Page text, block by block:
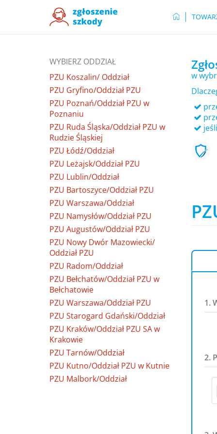
WYBIERZ ODDZIAŁ
PZU Koszalin/ Oddział
PZU Gryfino/Oddział PZU
PZU Poznań/Oddział PZU w
Poznaniu
PZU Ruda Śląska/Oddział PZU w
Rudzie Śląskiej
PZU Łódź/Oddział
PZU Leżajsk/Oddział PZU
PZU Lublin/Oddział
PZU Bartoszyce/Oddział PZU
PZU Warszawa/Oddział
PZU Namysłów/Oddział PZU
PZU Augustów/Oddział PZU
PZU Nowy Dwór Mazowiecki/
Oddział PZU
PZU Radom/Oddział
PZU Bełchatów/Oddział PZU w
Bełchatowie
PZU Warszawa/Oddział PZU
PZU Starogard Gdański/Oddział
PZU Kraków/Oddział PZU SA w
Krakowie
PZU Tarnów/Oddział
PZU Kutno/Oddział PZU w Kutnie
PZU Malbork/Oddział
w
1.
2.